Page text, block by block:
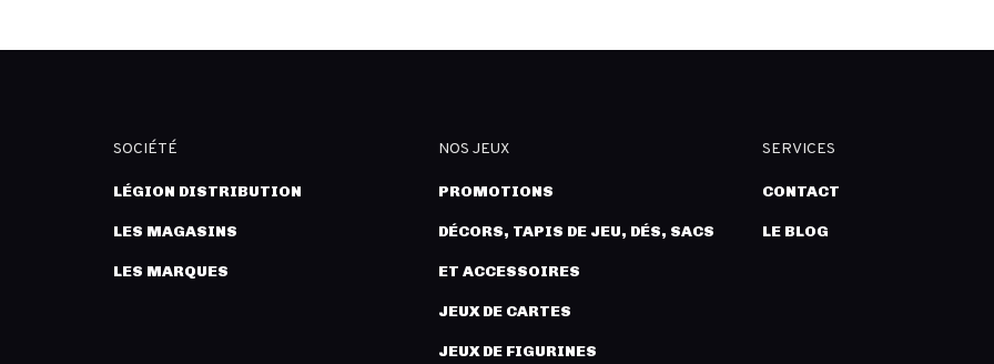
SOCIÉTÉ
LÉGION DISTRIBUTION
LES MAGASINS
LES MARQUES
NOS JEUX
PROMOTIONS
DÉCORS, TAPIS DE JEU, DÉS, SACS
ET ACCESSOIRES
JEUX DE CARTES
JEUX DE FIGURINES
SERVICES
CONTACT
LE BLOG